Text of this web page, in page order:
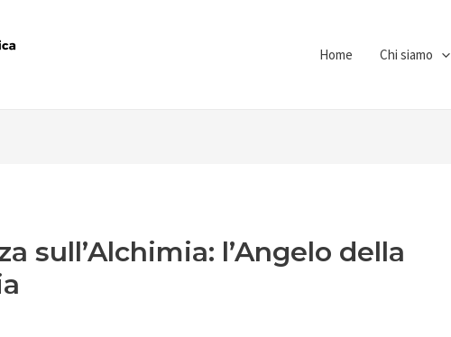
Home Chi siamo
sull’Alchimia: l’Angelo della